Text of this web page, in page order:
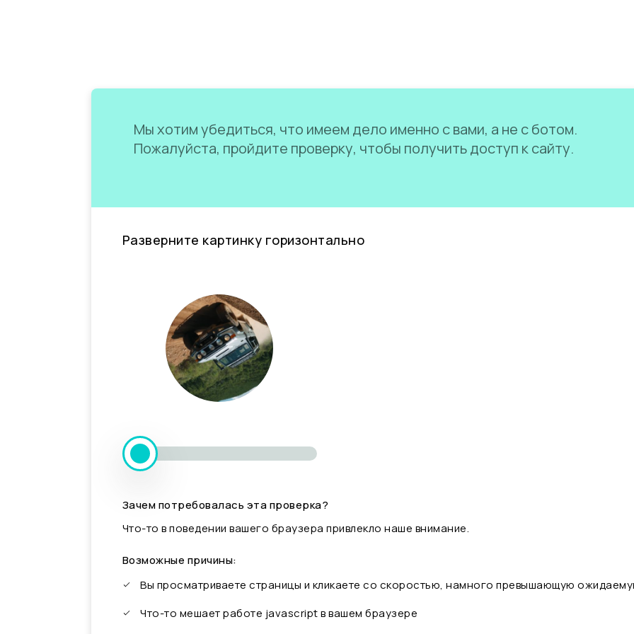
Мы хотим убедиться, что имеем дело именно с вами, а не с ботом.
Пожалуйста, пройдите проверку, чтобы получить доступ к сайту.
Разверните картинку горизонтально
Зачем потребовалась эта проверка?
Что-то в поведении вашего браузера привлекло наше внимание.
Возможные причины:
Вы просматриваете страницы и кликаете со скоростью, намного превышающую
Что-то мешает работе javascript в вашем браузере